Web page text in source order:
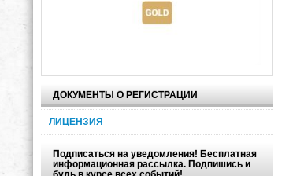
ДОКУМЕНТЫ О РЕГИСТРАЦИИ
ЛИЦЕНЗИЯ
Подписаться на уведомления! Бесплатная
информационная рассылка. Подпишись и